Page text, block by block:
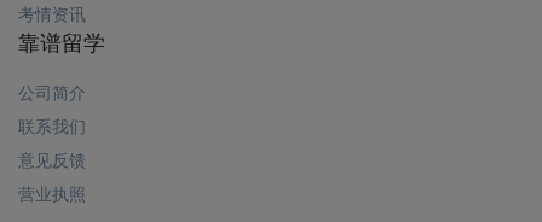
考情资讯
靠谱留学
公司简介
联系我们
意见反馈
营业执照